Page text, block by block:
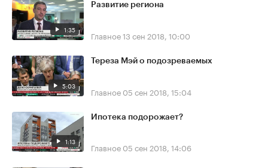
1:35
Развитие региона
Главное13 сен 2018, 10:00
5:03
Тереза Мэй о подозреваемых
Главное 05 сен 2018, 15:04
1:13
Ипотека подорожает?
Главное 05 сен 2018, 14:06